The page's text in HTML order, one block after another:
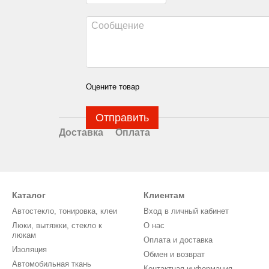
Оцените товар
Отправить
Доставка Оплата
Каталог
Автостекло, тонировка, клеи
Люки, вытяжки, стекло к
люкам
Изоляция
Автомобильная ткань
Клиентам
Вход в личный кабинет
О нас
Оплата и доставка
Обмен и возврат